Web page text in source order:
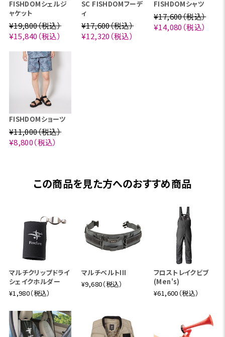
FISHDOMシェルジ
ャケット
¥19,800（税込）
¥15,840（税込）
SC FISHDOMフーデ
ィ
¥17,600（税込）
¥12,320（税込）
FISHDOMシャツ
¥17,600（税込）
¥14,080（税込）
FISHDOMショーツ
¥11,000（税込）
¥8,800（税込）
この商品を見た方へのおすすめ商品
マルチクリップドライ
シェイクホルダー
¥1,980（税込）
マルチベルトIII
¥9,680（税込）
フロストレイクビブ
(Men's)
¥61,600（税込）